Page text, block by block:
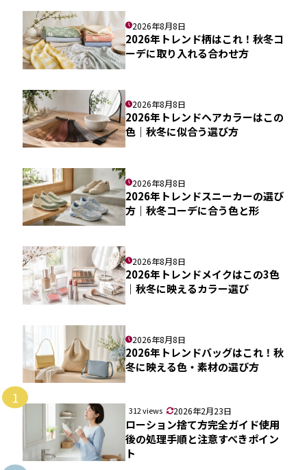
2026年8月8日
2026年トレンド柄はこれ！秋冬コ
ーデに取り入れる合わせ方
2026年8月8日
2026年トレンドヘアカラーはこの
色｜秋冬に似合う選び方
2026年8月8日
2026年トレンドスニーカーの選び
方｜秋冬コーデに合う色と形
2026年8月8日
2026年トレンドメイクはこの3色
｜秋冬に映えるカラー選び
2026年8月8日
2026年トレンドバッグはこれ！秋
冬に映える色・素材の選び方
1
312 views 2026年2月23日
ローション捨て方完全ガイド使用
後の処理手順と注意すべきポイン
ト